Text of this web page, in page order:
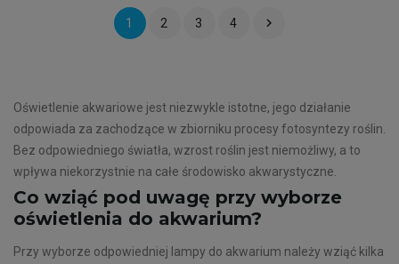
1 2 3 4 
Oświetlenie akwariowe jest niezwykle istotne, jego działanie
odpowiada za zachodzące w zbiorniku procesy fotosyntezy roślin.
Bez odpowiedniego światła, wzrost roślin jest niemożliwy, a to
wpływa niekorzystnie na całe środowisko akwarystyczne.
Co wziąć pod uwagę przy wyborze
oświetlenia do akwarium?
Przy wyborze odpowiedniej lampy do akwarium należy wziąć kilka